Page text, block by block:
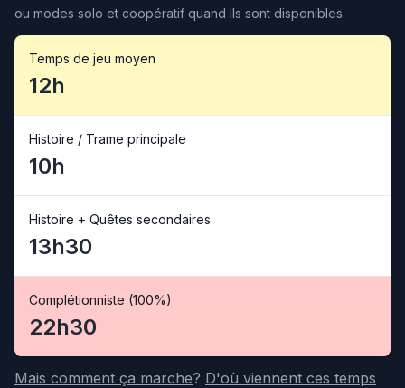
ou modes solo et coopératif quand ils sont disponibles.
Temps de jeu moyen
12h
Histoire / Trame principale
10h
Histoire + Quêtes secondaires
13h30
Complétionniste (100%)
22h30
Mais comment ça marche? D'où viennent ces temps